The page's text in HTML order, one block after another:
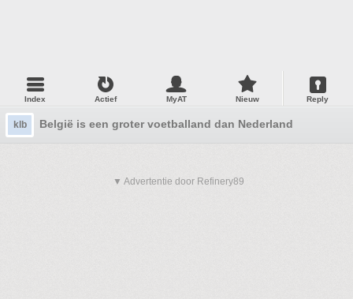
Index Actief MyAT Nieuw Reply
klb België is een groter voetballand dan Nederland
▼ Advertentie door Refinery89